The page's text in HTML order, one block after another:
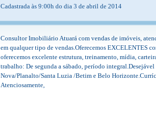
Cadastrada às 9:00h do dia 3 de abril de 2014
Consultor Imobiliário Atuará com vendas de imóveis,
em qualquer tipo de vendas.Oferecemos EXCELENTES
oferecemos excelente estrutura, treinamento, mídia,
trabalho: De segunda a sábado, período
Nova/Planalto/Santa Luzia /Betim e Belo
Atenciosamente,